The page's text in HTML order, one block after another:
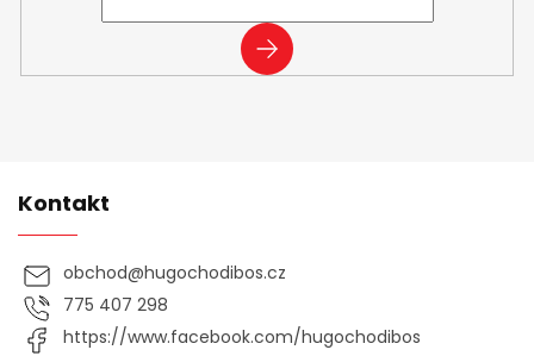
v
ý
p
PŘIHLÁSIT
SE
Kontakt
obchod@hugochodibos.cz
775 407 298
https://www.facebook.com/hugochodibos